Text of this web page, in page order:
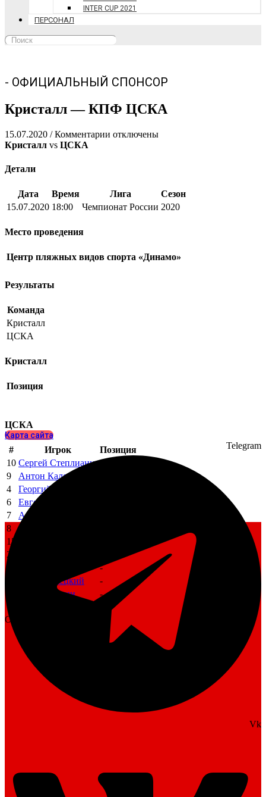
INTER CUP 2021
ПЕРСОНАЛ
- ОФИЦИАЛЬНЫЙ СПОНСОР
Кристалл — КПФ ЦСКА
15.07.2020 / Комментарии котключены
Кристалл vs ЦСКА
Детали
Дата Время Лига
Сезон
15.07.2020 18:00 Чемпионат России 2020
Место проведения
Центр пляжных видов спорта «Динамо»
Результаты
Команда
Кристалл
ЦСКА
Кристалл
Позиция
ЦСКА
# Игрок
Позиция
10 Сергей Степлиани -
9
Антон Калошин
4
Георгий Митичкин
6
Евгений Новиков
7
Алексей Колбанов
8
Сергей Паникин
15
20
-
Егор Гордецкий
-
Роман Фомин
-
От
Карта сайта
Telegram
Vk